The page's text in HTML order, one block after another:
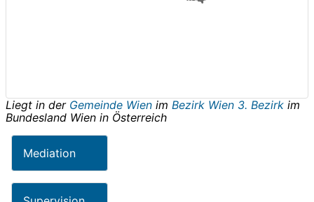
Liegt in der Gemeinde Wien im Bezirk Wien 3. Bezirk im
Bundesland Wien in Österreich
Mediation